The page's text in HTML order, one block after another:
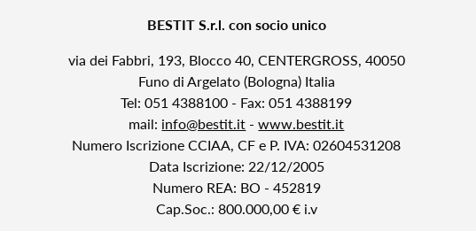
BESTIT S.r.l. con socio unico
via dei Fabbri, 193, Blocco 40, CENTERGROSS, 40050
Funo di Argelato (Bologna) Italia
Tel: 051 4388100 - Fax: 051 4388199
mail: info@bestit.it -www.bestit.it
Numero Iscrizione CCIAA, CF e P. IVA: 02604531208
Data Iscrizione: 22/12/2005
Numero REA: BO - 452819
Cap.Soc.: 800.000,00 € i.v